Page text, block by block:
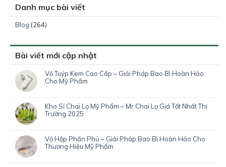
Danh mục bài viết
Blog (264)
Bài viết mới cập nhật
Vỏ Tuýp Kem Cao Cấp – Giải Pháp Bao Bì Hoàn Hảo
Cho Mỹ Phẩm
Kho Sỉ Chai Lọ Mỹ Phẩm – Mr Chai Lọ Giá Tốt Nhất Thị
Trường 2025
Vỏ Hộp Phấn Phủ – Giải Pháp Bao Bì Hoàn Hảo Cho
Thương Hiệu Mỹ Phẩm